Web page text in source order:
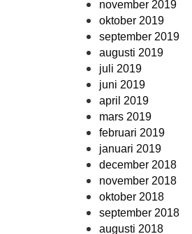
november 2019
oktober 2019
september 2019
augusti 2019
juli 2019
juni 2019
april 2019
mars 2019
februari 2019
januari 2019
december 2018
november 2018
oktober 2018
september 2018
augusti 2018